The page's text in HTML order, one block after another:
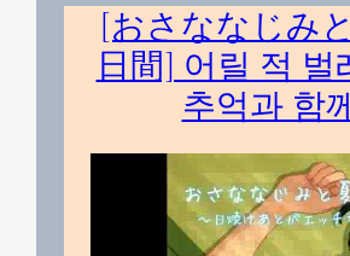
[おさななじみ
日間] 어릴 적 벌
추억과 함